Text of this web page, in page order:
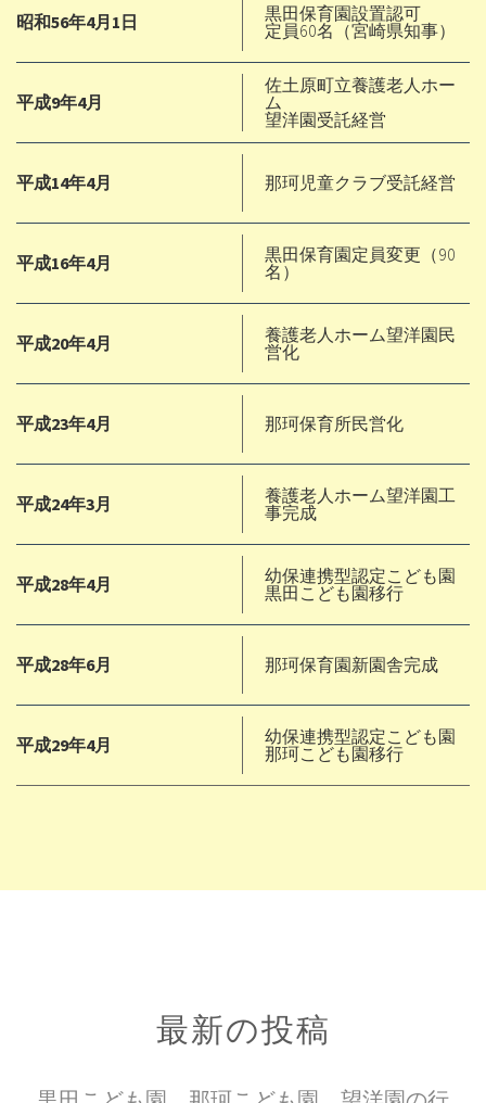
昭和56年4月1日
黒田保育園設置認可
定員60名（宮崎県知事）
平成9年4月
佐土原町立養護老人ホー
ム
望洋園受託経営
平成14年4月 那珂児童クラブ受託経営
平成16年4月
黒田保育園定員変更（90
名）
平成20年4月
養護老人ホーム望洋園民
営化
平成23年4月 那珂保育所民営化
平成24年3月
養護老人ホーム望洋園工
事完成
平成28年4月
幼保連携型認定こども園
黒田こども園移行
平成28年6月 那珂保育園新園舎完成
平成29年4月
幼保連携型認定こども園
那珂こども園移行
最新の投稿